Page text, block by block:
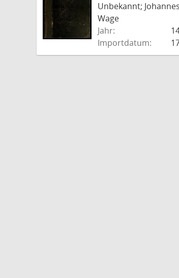
Unbekannt;
Wage
Jahr:
Importdatum: